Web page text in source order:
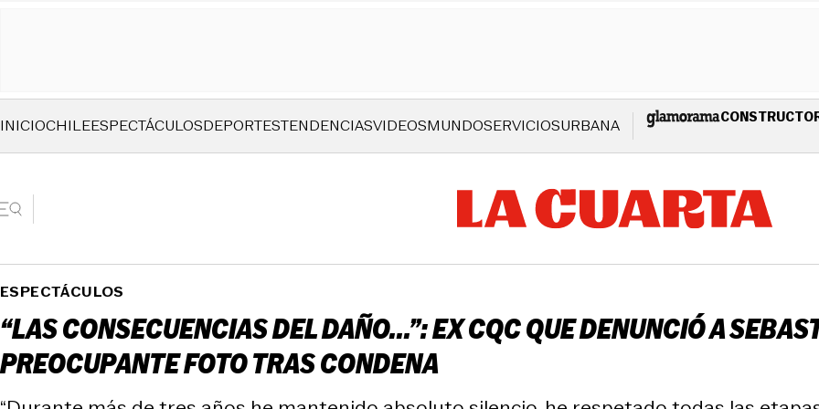
INICIOCHILEESPECTÁCULOSDEPORTESTENDENCIASVIDEOSMUNDOSERVICIOSURBANA
ESPECTÁCULOS
“LAS CONSECUENCIAS DEL DAÑO...”: EX CQC QUE DENUNCIÓ A
PREOCUPANTE FOTO TRAS CONDENA